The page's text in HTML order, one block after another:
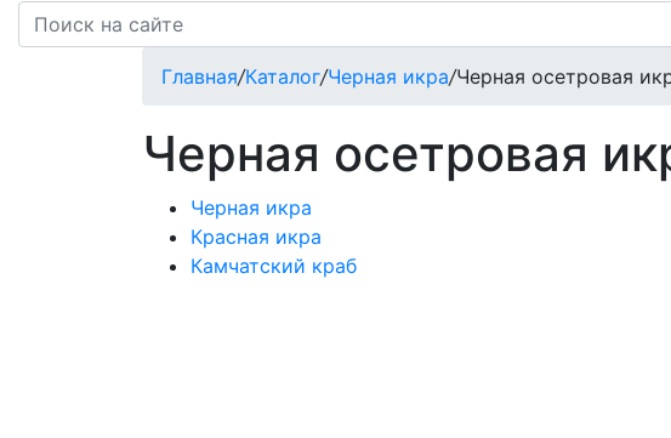
Главная/Каталог/Черная икра/Черная осетровая
Черная осетровая
Черная икра
Красная икра
Камчатский краб